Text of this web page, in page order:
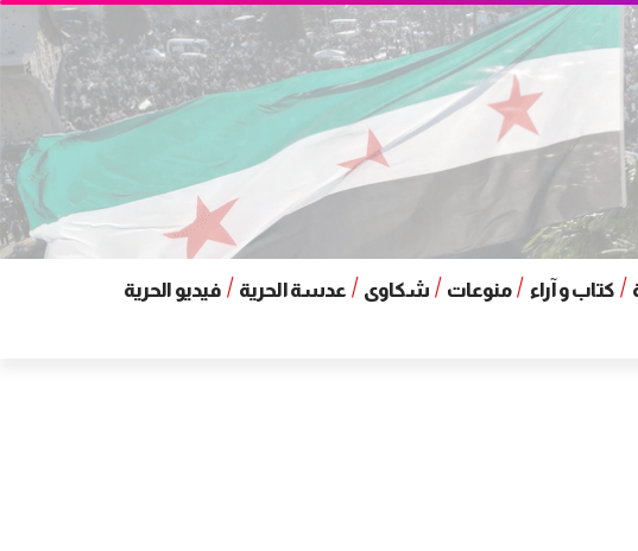
كتاب و آراء منوعات شكاوى عدسة الحرية
فيديو الحرية